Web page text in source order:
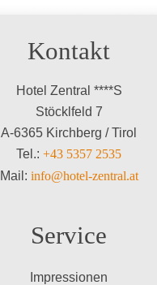
Kontakt
Hotel Zentral ****S
Stöcklfeld 7
A-6365 Kirchberg / Tirol
Tel.: +43 5357 2535
Mail: info@hotel-zentral.at
Service
Impressionen